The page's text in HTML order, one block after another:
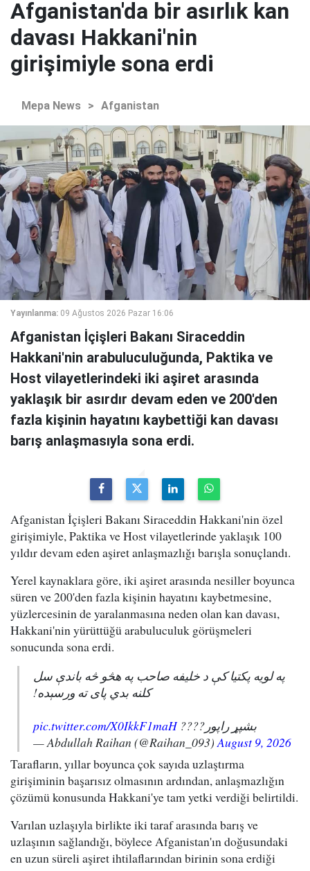
Afganistan'da bir asırlık kan
davası Hakkani'nin
girişimiyle sona erdi
Mepa News > Afganistan
Yayınlanma: 09 Ağustos 2026 Pazar 16:06
Afganistan İçişleri Bakanı Siraceddin
Hakkani'nin arabuluculuğunda, Paktika ve
Host vilayetlerindeki iki aşiret arasında
yaklaşık bir asırdır devam eden ve 200'den
fazla kişinin hayatını kaybettiği kan davası
barış anlaşmasıyla sona erdi.
Afganistan İçişleri Bakanı Siraceddin Hakkani'nin özel
girişimiyle, Paktika ve Host vilayetlerinde yaklaşık 100
yıldır devam eden aşiret anlaşmazlığı barışla sonuçlandı.
Yerel kaynaklara göre, iki aşiret arasında nesiller boyunca
süren ve 200'den fazla kişinin hayatını kaybetmesine,
yüzlercesinin de yaralanmasına neden olan kan davası,
Hakkani'nin yürüttüğü arabuluculuk görüşmeleri
sonucunda sona erdi.
په لویه پکتیا کې د خلیفه صاحب په هڅو څه باندې سل
کلنه بدي پای ته ورسېده!
بشپړ راپور????pic.twitter.com/X0IkkF1maH
— Abdullah Raihan (@Raihan_093)August 9, 2026
Tarafların, yıllar boyunca çok sayıda uzlaştırma
girişiminin başarısız olmasının ardından, anlaşmazlığın
çözümü konusunda Hakkani'ye tam yetki verdiği belirtildi.
Varılan uzlaşıyla birlikte iki taraf arasında barış ve
uzlaşının sağlandığı, böylece Afganistan'ın doğusundaki
en uzun süreli aşiret ihtilaflarından birinin sona erdiği